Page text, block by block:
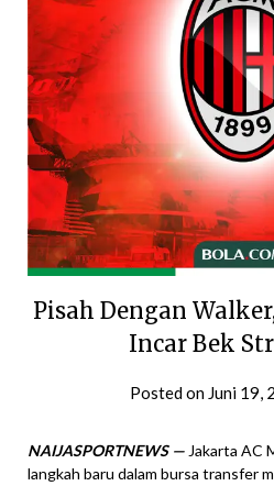
Pisah Dengan
Incar Bek
Posted on Juni 19,
NAIJASPORTNEWS — Jakarta AC
langkah baru dalam bursa transfer